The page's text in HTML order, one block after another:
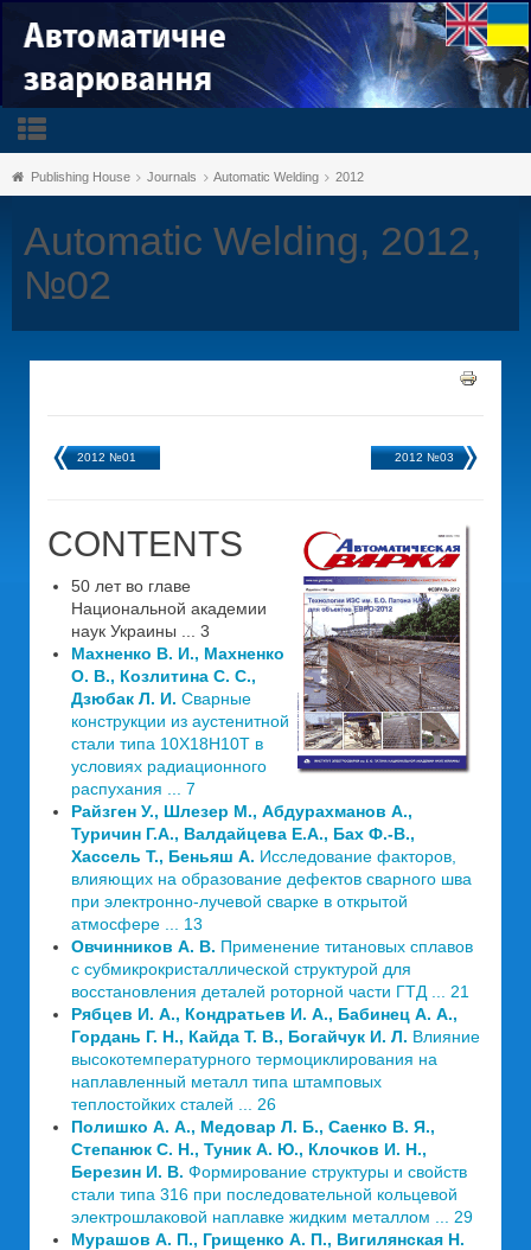
Publishing House Journals Automatic Welding 2012
Automatic Welding, 2012,
№02
2012 №01 2012 №03
CONTENTS
50 лет во главе
Национальной академии
наук Украины ... 3
Махненко В. И., Махненко
О. В., Козлитина С. С.,
Дзюбак Л. И. Сварные
конструкции из аустенитной
стали типа 10Х18Н10Т в
условиях радиационного
распухания ... 7
Райзген У., Шлезер М., Абдурахманов А.,
Туричин Г.А., Валдайцева Е.А., Бах Ф.-В.,
Хассель Т., Беньяш А. Исследование факторов,
влияющих на образование дефектов сварного шва
при электронно-лучевой сварке в открытой
атмосфере ... 13
Овчинников А. В. Применение титановых сплавов
с субмикрокристаллической структурой для
восстановления деталей роторной части ГТД ... 21
Рябцев И. А., Кондратьев И. А., Бабинец А. А.,
Гордань Г. Н., Кайда Т. В., Богайчук И. Л. Влияние
высокотемпературного термоциклирования на
наплавленный металл типа штамповых
теплостойких сталей ... 26
Полишко А. А., Медовар Л. Б., Саенко В. Я.,
Степанюк С. Н., Туник А. Ю., Клочков И. Н.,
Березин И. В. Формирование структуры и свойств
стали типа 316 при последовательной кольцевой
электрошлаковой наплавке жидким металлом ... 29
Мурашов А. П., Грищенко А. П., Вигилянская Н.